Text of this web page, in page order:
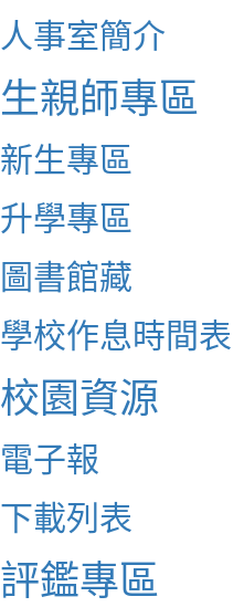
人事室簡介
生親師專區
新生專區
升學專區
圖書館藏
學校作息時間表
校園資源
電子報
下載列表
評鑑專區